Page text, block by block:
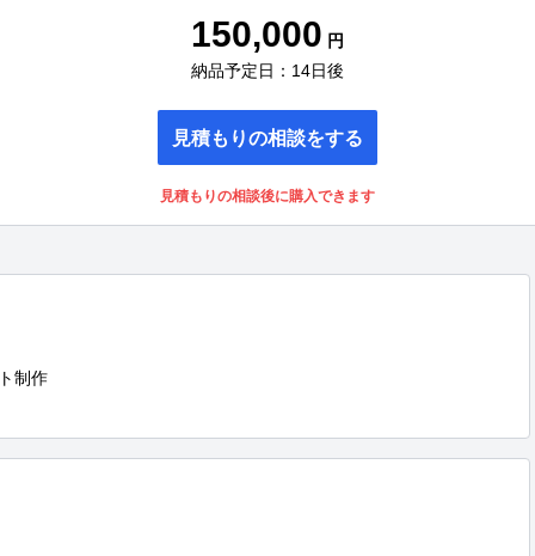
150,000 円
納品予定日：14日後
見積もりの相談をする
見積もりの相談後に購入できます
制作